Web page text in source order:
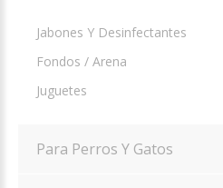
Jabones Y Desinfectantes
Fondos / Arena
Juguetes
Para Perros Y Gatos